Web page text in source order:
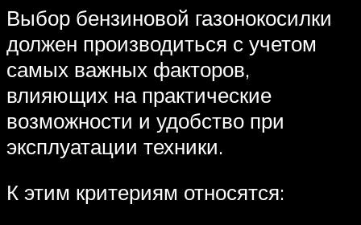
Выбор бензиновой газонокосилки
должен производиться с учетом
самых важных факторов,
влияющих на практические
возможности и удобство при
эксплуатации техники.
К этим критериям относятся: